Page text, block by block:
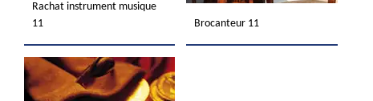
Rachat instrument musique
11
Brocanteur 11